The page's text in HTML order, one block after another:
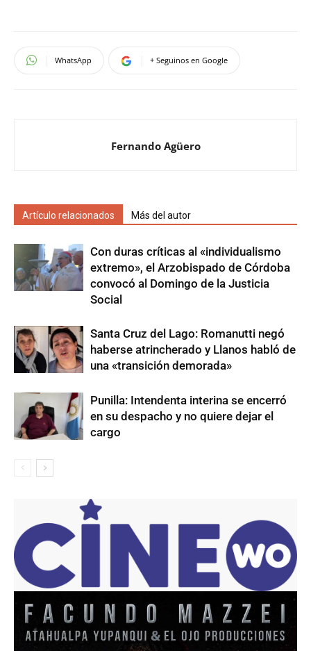
WhatsApp + Seguinos en Google
Fernando Agüero
Artículo relacionados Más del autor
Con duras críticas al «individualismo
extremo», el Arzobispado de Córdoba
convocó al Domingo de la Justicia
Social
Santa Cruz del Lago: Romanutti negó
haberse atrincherado y Llanos habló de
una «transición demorada»
Punilla: Intendenta interina se encerró
en su despacho y no quiere dejar el
cargo